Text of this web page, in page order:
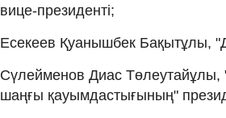
вице-президенті;
Есекеев Қуанышбек Бақытұлы,
Сүлейменов Диас Төлеутайұлы,
шаңғы қауымдастығының"